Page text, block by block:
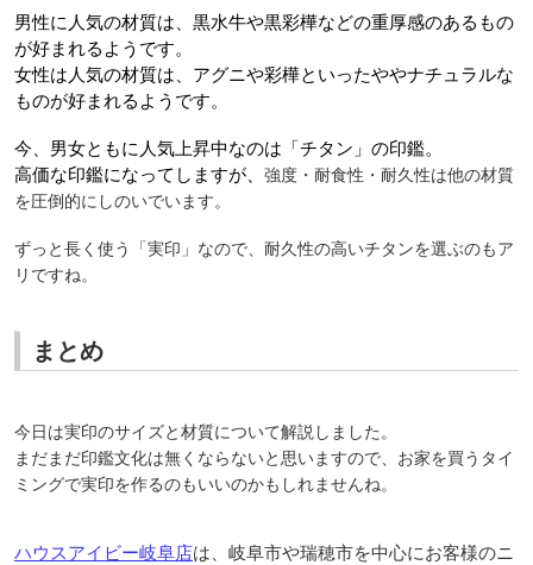
男性に人気の材質は、黒水牛や黒彩樺などの重厚感のあるもの
が好まれるようです。
女性は人気の材質は、アグニや彩樺といったややナチュラルな
ものが好まれるようです。
今、男女ともに人気上昇中なのは「チタン」の印鑑。
高価な印鑑になってしますが、 強度・耐食性・耐久性は他の材質
を圧倒的にしのいでいます。
ずっと長く使う「実印」なので、耐久性の高いチタンを選ぶのもア
リですね。
まとめ
今日は実印のサイズと材質について解説しました。
まだまだ印鑑文化は無くならないと思いますので、お家を買うタイ
ミングで実印を作るのもいいのかもしれませんね。
ハウスアイビー岐阜店は、岐阜市や瑞穂市を中心にお客様のニ